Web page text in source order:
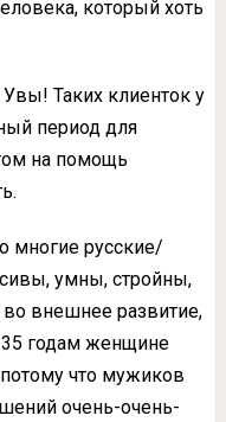
который хоть
Таких клиенток у
период для
на помощь
многие русские/
умны, стройны,
внешнее развитие,
35 годам женщине
что мужиков
очень-очень-